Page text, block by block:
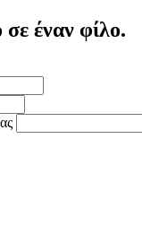
έναν φίλο.